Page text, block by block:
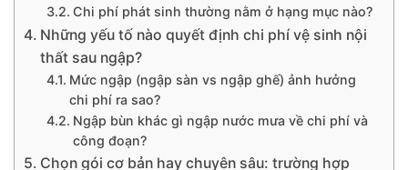
Chi phí phát sinh thường nằm ở hạng mục nào?
Những yếu tố nào quyết định chi phí vệ sinh nội
thất sau ngập?
Mức ngập (ngập sàn vs ngập ghế) ảnh hưởng
chi phí ra sao?
Ngập bùn khác gì ngập nước mưa về chi phí và
công đoạn?
Chọn gói cơ bản hay chuyên sâu: trường hợp